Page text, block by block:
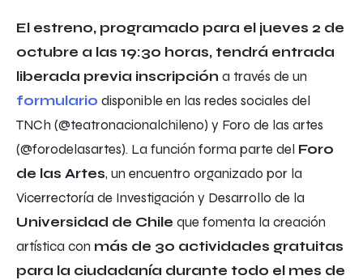
El estreno, programado para el jueves 2 de
octubre a las 19:30 horas, tendrá entrada
liberada previa inscripción a través de un
formulario disponible en las redes sociales del
TNCh (@teatronacionalchileno) y Foro de las artes
(@forodelasartes). La función forma parte del Foro
de las Artes, un encuentro organizado por la
Vicerrectoría de Investigación y Desarrollo de la
Universidad de Chile que fomenta la creación
artística con más de 30 actividades gratuitas
para la ciudadanía durante todo el mes de